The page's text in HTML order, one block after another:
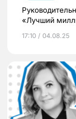
«Лучший
17:10 / 04.08.25